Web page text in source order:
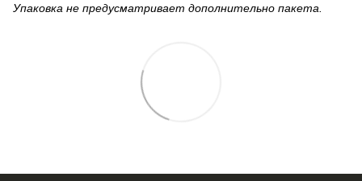
Упаковка не предусматривает дополнительно пакета.